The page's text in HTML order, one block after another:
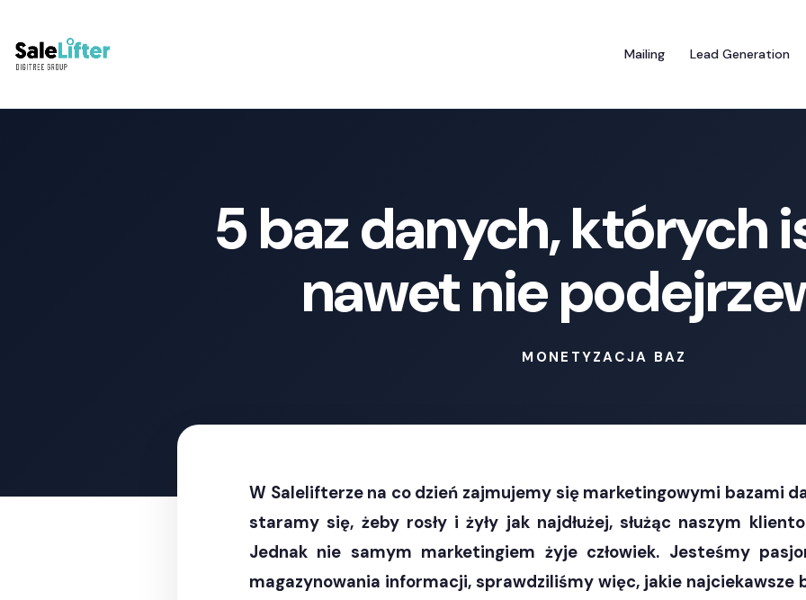
Mailing Lead Generation
5 baz danych, których
nawet nie
MONETYZACJA BAZ
W Salelifterze na co dzień zajmujemy się marketingowymi bazami
staramy się, żeby rosły i żyły jak najdłużej, służąc naszym
Jednak nie samym marketingiem żyje człowiek. Jesteśmy
magazynowania informacji, sprawdziliśmy więc, jakie najciekawsze